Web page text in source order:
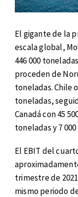
El gigante de la
escala global,
446 000
proceden de
toneladas. Chile
toneladas,
Canadá con 45
toneladas y 7
El EBIT del
trimestre de
mismo periodo